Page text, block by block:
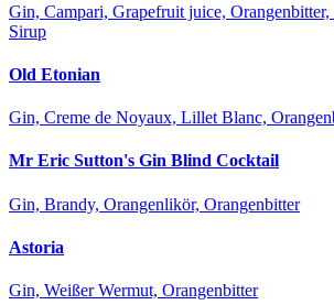
Gin, Campari, Grapefruit juice,
Sirup
Old Etonian
Gin, Creme de Noyaux, Lillet Blanc,
Mr Eric Sutton's Gin Blind Cocktail
Gin, Brandy, Orangenlikör, Orangenbitter
Astoria
Gin, Weißer Wermut, Orangenbitter